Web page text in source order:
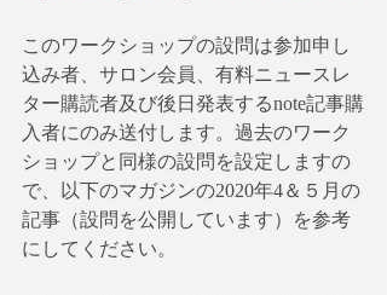
このワークショップの設問は参加申し
込み者、サロン会員、有料ニュースレ
ター購読者及び後日発表するnote記事購
入者にのみ送付します。過去のワーク
ショップと同様の設問を設定しますの
で、以下のマガジンの2020年4＆５月の
記事（設問を公開しています）を参考
にしてください。